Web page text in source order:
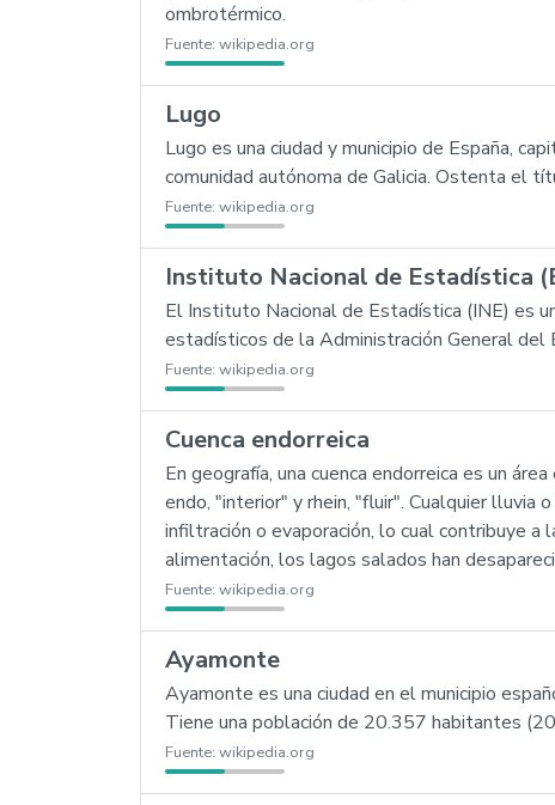
ombrotérmico.
Fuente: wikipedia.org
Lugo
Lugo es una ciudad y municipio de España,
comunidad autónoma de Galicia. Ostenta el
Fuente: wikipedia.org
Instituto Nacional de Estadística
El Instituto Nacional de Estadística (INE) es
estadísticos de la Administración General
Fuente: wikipedia.org
Cuenca endorreica
En geografía, una cuenca endorreica es un
endo, "interior" y rhein, "fluir". Cualquier lluvia
infiltración o evaporación, lo cual contribuye a
alimentación, los lagos salados han
Fuente: wikipedia.org
Ayamonte
Ayamonte es una ciudad en el municipio
Tiene una población de 20.357 habitantes
Fuente: wikipedia.org